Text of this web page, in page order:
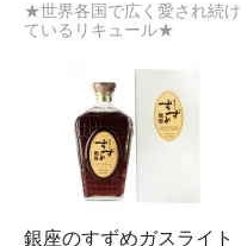
★世界各国で広く愛され続け
ているリキュール★
銀座のすずめガスライト